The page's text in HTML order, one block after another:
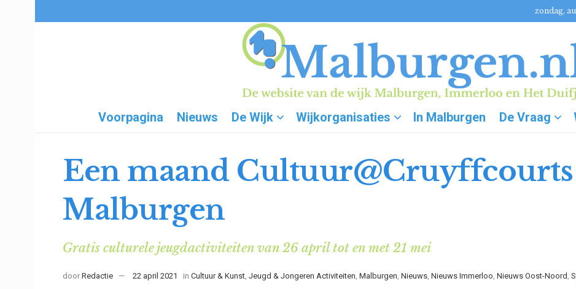
zondag,
Voorpagina Nieuws De Wijk Wijkorganisaties In Malburgen De Vraag
Een maand
Malburgen
Gratis culturele jeugdactiviteiten van 26 april tot en met 21 mei
door Redactie 22 april 2021 in Cultuur & Kunst, Jeugd & Jongeren Activiteiten, Malburgen, Nieuws, Nieuws Immerloo, Nieuws Oost-Noord ,